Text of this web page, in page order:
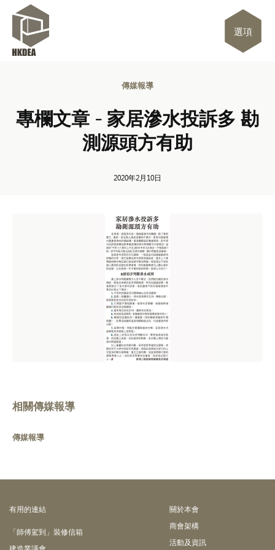
選項
傳媒報導
專欄文章 - 家居滲水投訴多 勘
測源頭方有助
2020年2月10日
相關傳媒報導
傳媒報導
有⽤的連結
「師傅駕到」裝修信箱
建造業議會
關於本會
商會架構
活動及資訊